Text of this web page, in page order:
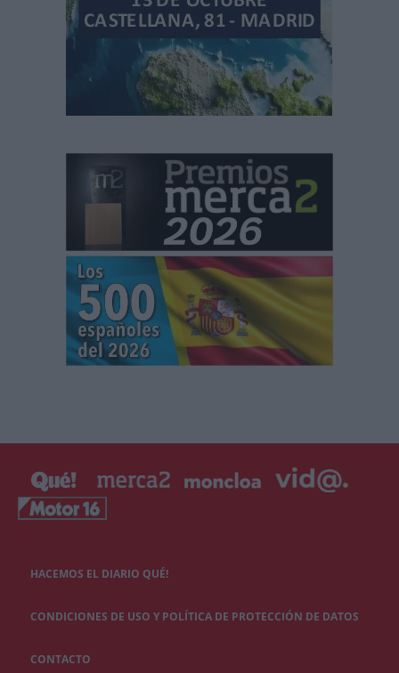
HACEMOS EL DIARIO QUÉ!
CONDICIONES DE USO Y POLÍTICA DE PROTECCIÓN DE DATOS
CONTACTO